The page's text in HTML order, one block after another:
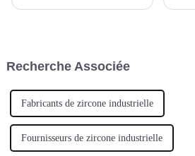
Recherche Associée
Fabricants de zircone industrielle
Fournisseurs de zircone industrielle